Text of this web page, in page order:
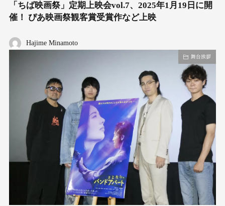
「ちば映画祭」定期上映会vol.7、2025年1月19日に開
催！ ぴあ映画祭観客賞受賞作など上映
Hajime Minamoto
舞台挨拶